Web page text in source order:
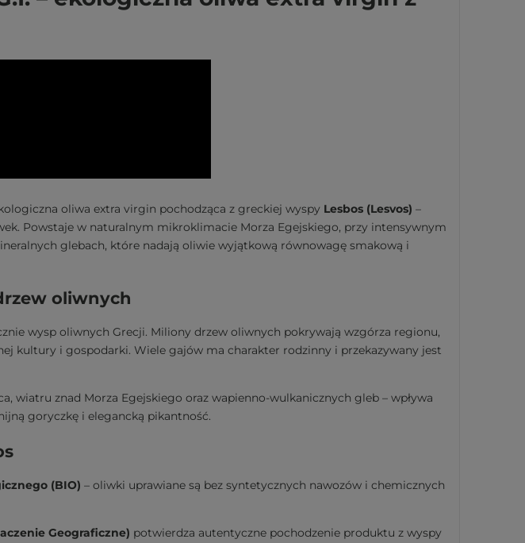
oliwa extra virgin pochodząca z greckiej wyspy Lesbos (Lesvos) –
Powstaje w naturalnym mikroklimacie Morza Egejskiego, przy intensywnym
glebach, które nadają oliwie wyjątkową równowagę smakową i
oliwnych
wysp oliwnych Grecji. Miliony drzew oliwnych pokrywają wzgórza regionu,
kultury i gospodarki. Wiele gajów ma charakter rodzinny i przekazywany jest
wiatru znad Morza Egejskiego oraz wapienno-wulkanicznych gleb – wpływa
goryczkę i elegancką pikantność.
(BIO) – oliwki uprawiane są bez syntetycznych nawozów i chemicznych
Geograficzne) potwierdza autentyczne pochodzenie produktu z wyspy